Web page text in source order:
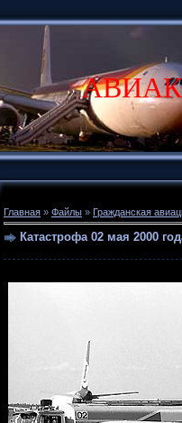
Главная » Файлы » Гражданская
Катастрофа 02 мая 2000